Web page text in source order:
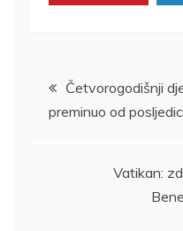
Kretanje
članka
Četvorogodišnji
preminuo od
Vatikan: